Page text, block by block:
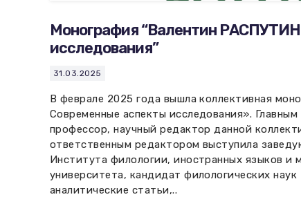
Монография “Валентин РАСПУТИН:
исследования”
31.03.2025
В феврале 2025 года вышла коллективная
Современные аспекты исследования».
профессор, научный редактор данной
ответственным редактором выступила
Института филологии, иностранных языков и
университета, кандидат филологических
аналитические статьи,..